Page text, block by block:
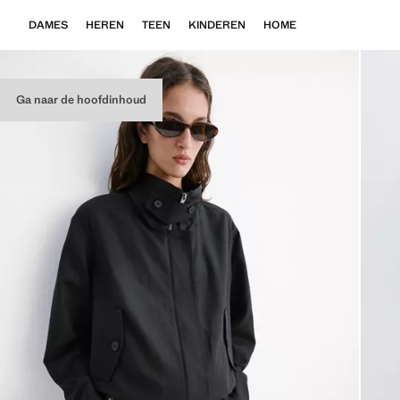
Ga naar de hoofdinhoud
DAMES HEREN TEEN KINDEREN HOME